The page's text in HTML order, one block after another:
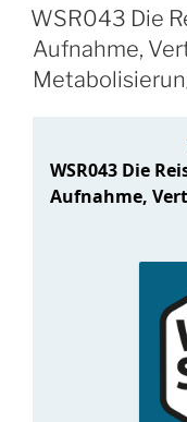
WSR043 Die
Aufnahme,